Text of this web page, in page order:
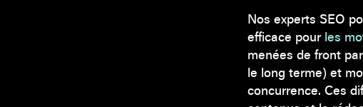
Nos experts SEO
efficace pour les
menées de front
le long terme) et
concurrence. Ces